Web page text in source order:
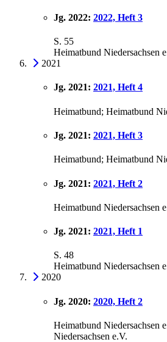
Jg. 2022: 2022, Heft 3
S. 55
Heimatbund Niedersachsen
2021
Jg. 2021: 2021, Heft 4
Heimatbund; Heimatbund
Jg. 2021: 2021, Heft 3
Heimatbund; Heimatbund
Jg. 2021: 2021, Heft 2
Heimatbund Niedersachsen
Jg. 2021: 2021, Heft 1
S. 48
Heimatbund Niedersachsen
2020
Jg. 2020: 2020, Heft 2
Heimatbund Niedersachsen
Niedersachsen e.V.